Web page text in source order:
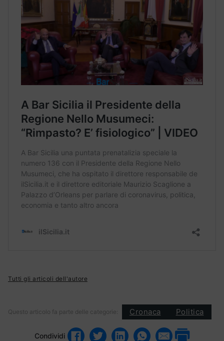
Tutti gli articoli dell'autore
Questo articolo fa parte delle categorie: Cronaca Politica
Condividi